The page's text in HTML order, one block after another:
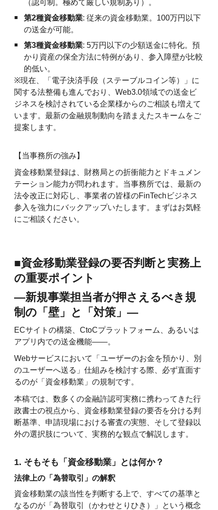
（認可制。極めて厳しい規制あり）。
第2種資金移動業: 従来の資金移動業。100万円以下
の送金が可能。
第3種資金移動業: 5万円以下の少額送金に特化。預
かり資産の保全方法に特例があり、参入障壁が比較
的低い。
※現在、「電子決済手段（ステーブルコイン等）」に
関する法整備も進んでおり、Web3.0領域での送金ビ
ジネスを検討されている企業様からのご相談も増えて
います。最新の金融規制動向を踏まえたスキームをご
提案します。
【当事務所の強み】
資金移動業登録は、財務局との折衝能力とドキュメン
テーション能力が問われます。当事務所では、最新の
法令改正に対応し、事業者の皆様のFinTechビジネス
参入を強力にバックアップいたします。まずはお気軽
にご相談ください。
■資金移動業登録の要否判断と実務上
の重要ポイント
―新規事業担当者が押さえるべき規
制の「壁」と「対策」―
ECサイトの構築、CtoCプラットフォーム、あるいは
アプリ内での送金機能――。
Webサービスにおいて「ユーザーのお金を預かり、別
のユーザーへ送る」仕組みを検討する際、必ず直面す
るのが「資金移動業」の規制です。
本稿では、数多くの金融許認可実務に携わってきた行
政書士の視点から、資金移動業登録の要否を分ける判
断基準、申請現場における審査の実態、そして登録以
外の選択肢について、実務的な観点で解説します。
1. そもそも「資金移動業」とは何か？
法律上の「為替取引」の解釈
資金移動業の該当性を判断する上で、すべての基準と
なるのが「為替取引（かわせとりひき）」という概念